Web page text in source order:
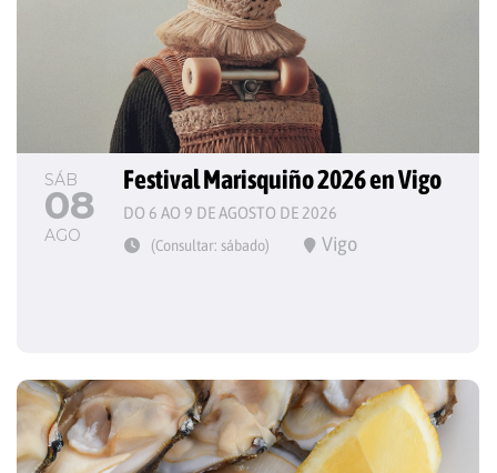
SÁB
08
AGO
Festival Marisquiño 2026 en Vigo
DO 6 AO 9 DE AGOSTO DE 2026
(Consultar: sábado) Vigo